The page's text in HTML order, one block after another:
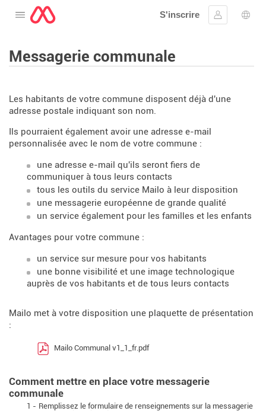
Ouvrir le menu
S'inscrire
Se
Messagerie communale
Les habitants de votre commune disposent déjà d'une
adresse postale indiquant son nom.
Ils pourraient également avoir une adresse e-mail
personnalisée avec le nom de votre commune :
une adresse e-mail qu'ils seront fiers de
communiquer à tous leurs contacts
tous les outils du service Mailo à leur disposition
une messagerie européenne de grande qualité
un service également pour les familles et les enfants
Avantages pour votre commune :
un service sur mesure pour vos habitants
une bonne visibilité et une image technologique
auprès de vos habitants et de tous leurs contacts
Mailo met à votre disposition une plaquette de présentation
:
Mailo Communal v1_1_fr.pdf
Comment mettre en place votre messagerie
communale
1 - Remplissez le formulaire de renseignements sur la messagerie